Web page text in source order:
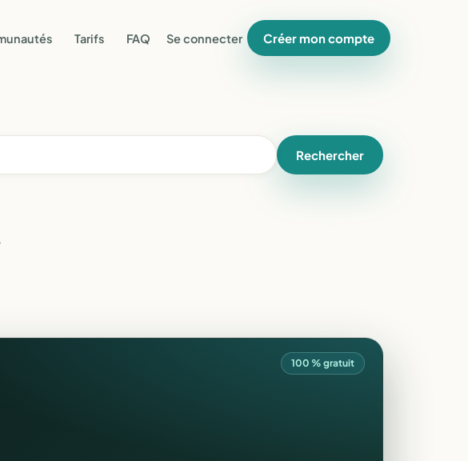
Tarifs FAQ Se connecter Créer mon compte
Rechercher
100 % gratuit